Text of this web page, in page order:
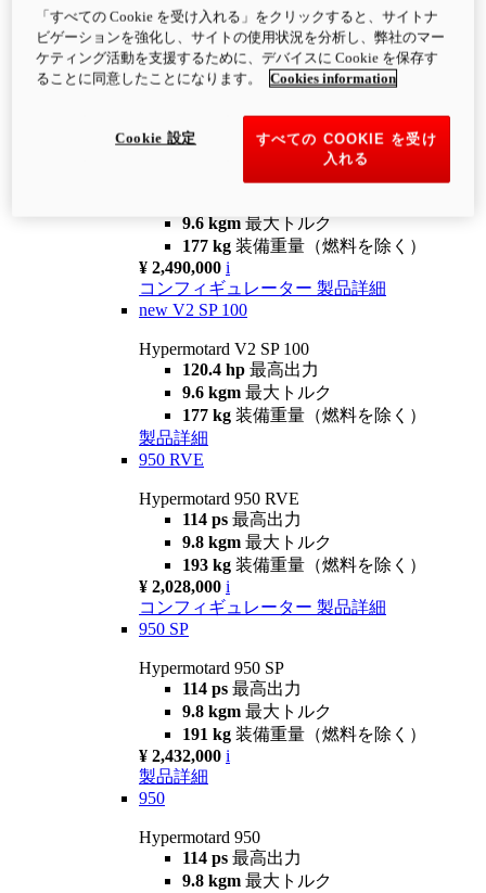
Hypermotard V2
120.4 hp最高出力
9.6 kgm最大トルク
180 kg装備重量（燃料を除く）
コンフィギュレーター 製品詳細
newV2 SP
Hypermotard V2 SP
9.6 kgm 最大トルク
177 kg 装備重量（燃料を除く）
¥ 2,490,000 i
コンフィギュレーター 製品詳細
new V2 SP 100
Hypermotard V2 SP 100
120.4 hp 最高出力
9.6 kgm 最大トルク
177 kg 装備重量（燃料を除く）
製品詳細
950 RVE
Hypermotard 950 RVE
114 ps 最高出力
9.8 kgm 最大トルク
193 kg 装備重量（燃料を除く）
¥ 2,028,000 i
コンフィギュレーター 製品詳細
950 SP
Hypermotard 950 SP
114 ps 最高出力
9.8 kgm 最大トルク
191 kg 装備重量（燃料を除く）
¥ 2,432,000 i
製品詳細
950
Hypermotard 950
114 ps 最高出力
9.8 kgm 最大トルク
「すべての Cookie を受け入れる」をクリックすると、サイトナ
ビゲーションを強化し、サイトの使用状況を分析し、弊社のマー
ケティング活動を支援するために、デバイスに Cookie を保存す
ることに同意したことになります。
Cookies information
すべての COOKIE を受け
入れる
Cookie 設定